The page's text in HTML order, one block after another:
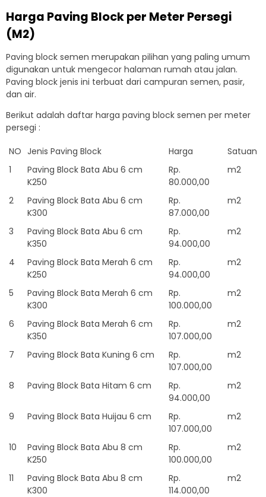
Harga Paving Block per Meter Persegi
(M2)
Paving block semen merupakan pilihan yang paling umum
digunakan untuk mengecor halaman rumah atau jalan.
Paving block jenis ini terbuat dari campuran semen, pasir,
dan air.
Berikut adalah daftar harga paving block semen per meter
persegi :
NO Jenis Paving Block Harga
Satuan
1
Paving Block Bata Abu 6 cm
K250
Rp.
80.000,00
m2
2
Paving Block Bata Abu 6 cm
K300
Rp.
87.000,00
m2
3
Paving Block Bata Abu 6 cm
K350
Rp.
94.000,00
m2
4
Paving Block Bata Merah 6 cm
K250
Rp.
94.000,00
m2
5
Paving Block Bata Merah 6 cm
K300
Rp.
100.000,00
m2
6
Paving Block Bata Merah 6 cm
K350
Rp.
107.000,00
m2
7 Paving Block Bata Kuning 6 cm
Rp.
107.000,00
m2
8 Paving Block Bata Hitam 6 cm
Rp.
94.000,00
m2
9 Paving Block Bata Huijau 6 cm
Rp.
107.000,00
m2
10
Paving Block Bata Abu 8 cm
K250
Rp.
100.000,00
m2
11
Paving Block Bata Abu 8 cm
K300
Rp.
114.000,00
m2